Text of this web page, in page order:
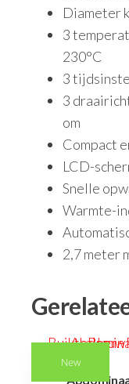
Diameter
3
230°C
3
3
om
Compact
LCD-
Snelle
Warmte-
2,7 meter
New